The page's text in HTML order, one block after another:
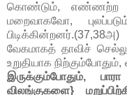
கொண்டும், எண்ணற்ற
மறைவாகவோ,
வேகமாகத் தாவிச்
உறுதியாக
இருக்கும்போதும்,
விலங்குகளை}